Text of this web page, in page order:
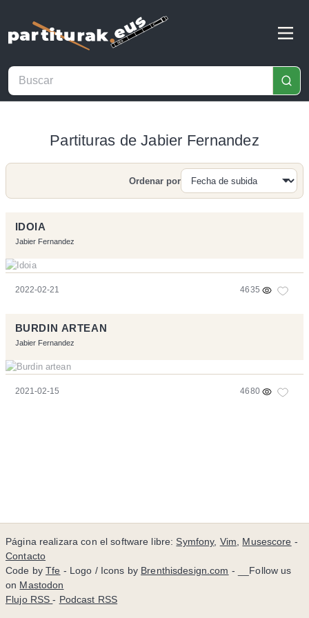
Partituras de Jabier Fernandez
Buscar
Ordenar por
IDOIA
Jabier Fernandez
2022-02-21 4635
BURDIN ARTEAN
Jabier Fernandez
2021-02-15 4680
Página realizara con el software libre:Symfony, Vim, Musescore -
Contacto
Code byTfe - Logo / Icons by Brenthisdesign.com - __Follow us
on Mastodon
Flujo RSS- Podcast RSS